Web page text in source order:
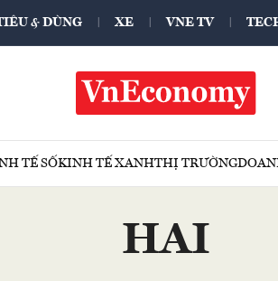
& DÙNG XE VNE TV
TẾ SỐKINH TẾ XANHTHỊ TRƯỜNG
HAI